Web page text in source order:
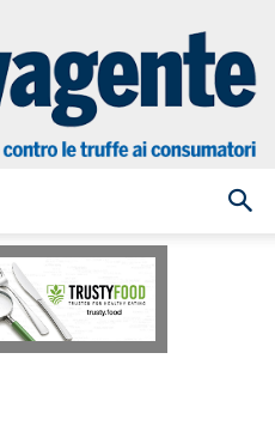
Salvagente